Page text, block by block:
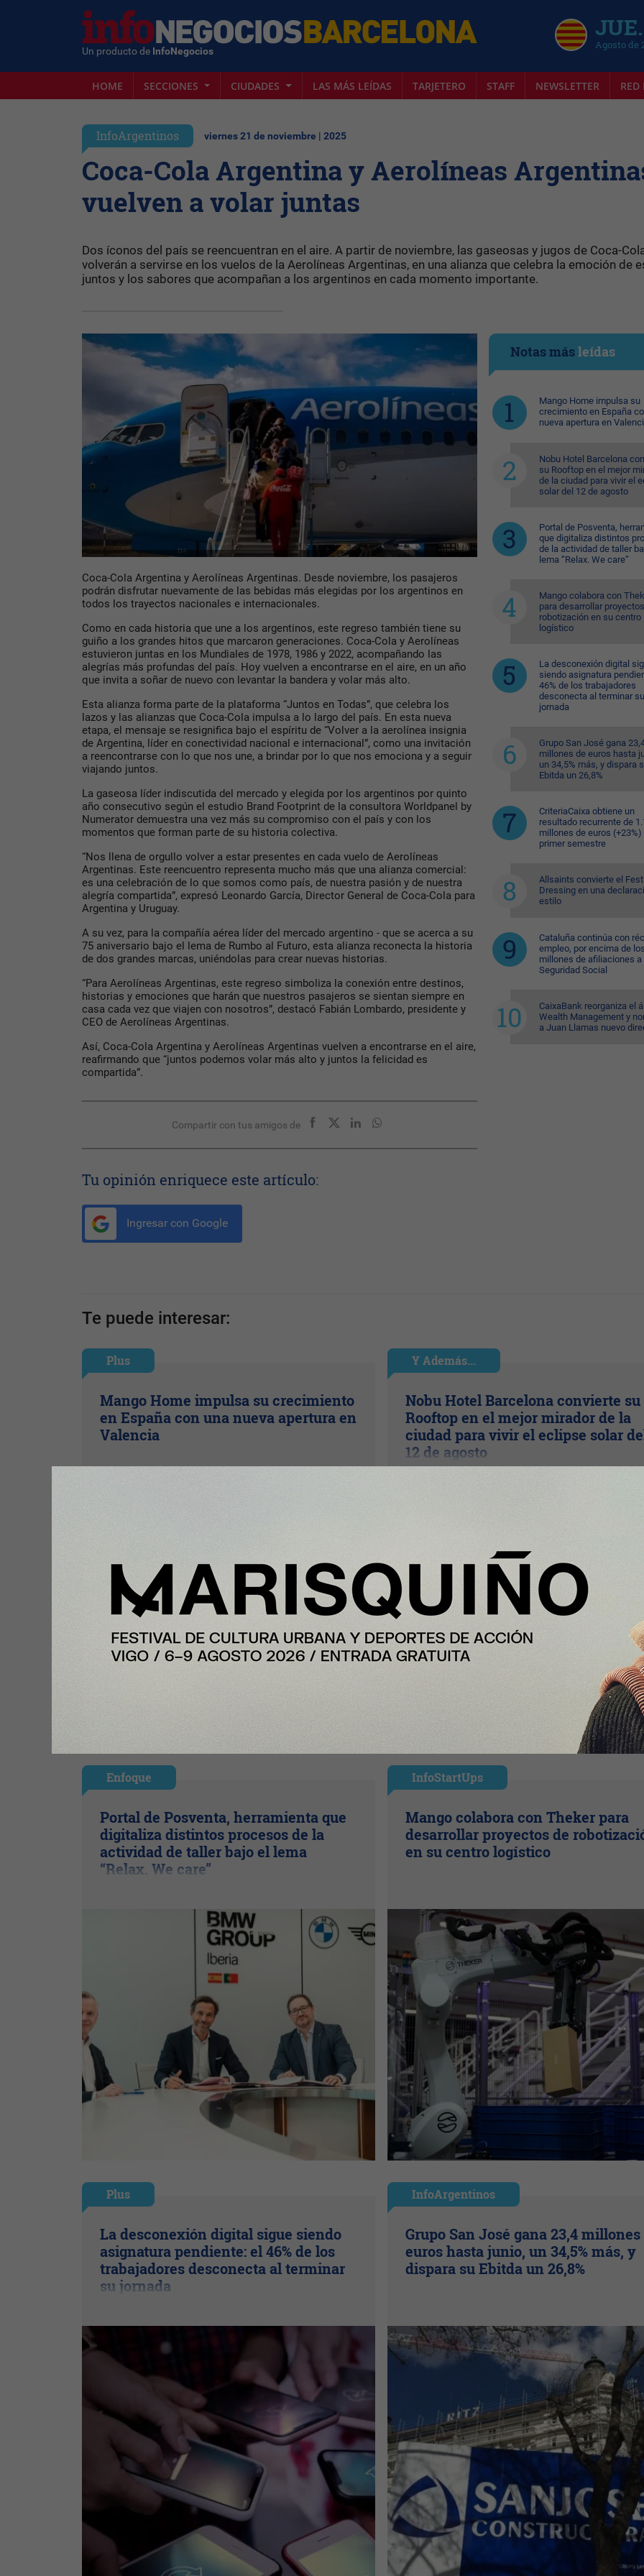
Un producto de InfoNegocios Agosto de
HOME SECCIONES CIUDADES LAS MÁS LEÍDAS TARJETERO STAFF NEWSLETTER
InfoArgentinos viernes 21 de noviembre | 2025
Coca-Cola Argentina y Aerolíneas
vuelven a volar juntas
Dos íconos del país se reencuentran en el aire. A partir de noviembre, las gaseosas y jugos de Coca-
volverán a servirse en los vuelos de la Aerolíneas Argentinas, en una alianza que celebra la emoción de
juntos y los sabores que acompañan a los argentinos en cada momento importante.
Coca-Cola Argentina y Aerolíneas Argentinas. Desde noviembre, los pasajeros
podrán disfrutar nuevamente de las bebidas más elegidas por los argentinos en
todos los trayectos nacionales e internacionales.
Como en cada historia que une a los argentinos, este regreso también tiene su
guiño a los grandes hitos que marcaron generaciones. Coca-Cola y Aerolíneas
estuvieron juntas en los Mundiales de 1978, 1986 y 2022, acompañando las
alegrías más profundas del país. Hoy vuelven a encontrarse en el aire, en un año
que invita a soñar de nuevo con levantar la bandera y volar más alto.
Esta alianza forma parte de la plataforma “Juntos en Todas”, que celebra los
lazos y las alianzas que Coca-Cola impulsa a lo largo del país. En esta nueva
etapa, el mensaje se resignifica bajo el espíritu de “Volver a la aerolínea insignia
de Argentina, líder en conectividad nacional e internacional”, como una invitación
a reencontrarse con lo que nos une, a brindar por lo que nos emociona y a seguir
viajando juntos.
La gaseosa líder indiscutida del mercado y elegida por los argentinos por quinto
año consecutivo según el estudio Brand Footprint de la consultora Worldpanel by
Numerator demuestra una vez más su compromiso con el país y con los
momentos que forman parte de su historia colectiva.
“Nos llena de orgullo volver a estar presentes en cada vuelo de Aerolíneas
Argentinas. Este reencuentro representa mucho más que una alianza comercial:
es una celebración de lo que somos como país, de nuestra pasión y de nuestra
alegría compartida”, expresó Leonardo García, Director General de Coca-Cola para
Argentina y Uruguay.
A su vez, para la compañía aérea líder del mercado argentino - que se acerca a su
75 aniversario bajo el lema de Rumbo al Futuro, esta alianza reconecta la historia
de dos grandes marcas, uniéndolas para crear nuevas historias.
“Para Aerolíneas Argentinas, este regreso simboliza la conexión entre destinos,
historias y emociones que harán que nuestros pasajeros se sientan siempre en
casa cada vez que viajen con nosotros”, destacó Fabián Lombardo, presidente y
CEO de Aerolíneas Argentinas.
Así, Coca-Cola Argentina y Aerolíneas Argentinas vuelven a encontrarse en el aire,
reafirmando que “juntos podemos volar más alto y juntos la felicidad es
compartida”.
Compartir con tus amigos de
Tu opinión enriquece este artículo:
Ingresar con Google
Notas másleídas
Mango Home impulsa su
crecimiento en España
nueva apertura en
Nobu Hotel Barcelona
su Rooftop en el mejor
de la ciudad para vivir el
solar del 12 de agosto
Portal de Posventa,
que digitaliza distintos
de la actividad de taller
lema “Relax. We care”
Mango colabora con
para desarrollar
robotización en su centro
logístico
La desconexión digital
siendo asignatura
46% de los trabajadores
desconecta al terminar su
jornada
Grupo San José gana
millones de euros hasta
un 34,5% más, y dispara
Ebitda un 26,8%
CriteriaCaixa obtiene un
resultado recurrente de
millones de euros (+23%)
primer semestre
Allsaints convierte el
Dressing en una
estilo
Cataluña continúa con
empleo, por encima de
millones de afiliaciones a
Seguridad Social
CaixaBank reorganiza el
Wealth Management y
a Juan Llamas nuevo
Te puede interesar:
Plus
Mango Home impulsa su crecimiento
en España con una nueva apertura en
Valencia
Y Además...
Nobu Hotel Barcelona convierte su
Rooftop en el mejor mirador de la
ciudad para vivir el eclipse solar
12 de agosto
Enfoque
Portal de Posventa, herramienta que
digitaliza distintos procesos de la
actividad de taller bajo el lema
“Relax. We care”
InfoStartUps
Mango colabora con Theker para
desarrollar proyectos de
en su centro logístico
Plus
La desconexión digital sigue siendo
asignatura pendiente: el 46% de los
trabajadores desconecta al terminar
su jornada
InfoArgentinos
Grupo San José gana 23,4 millones
euros hasta junio, un 34,5% más, y
dispara su Ebitda un 26,8%